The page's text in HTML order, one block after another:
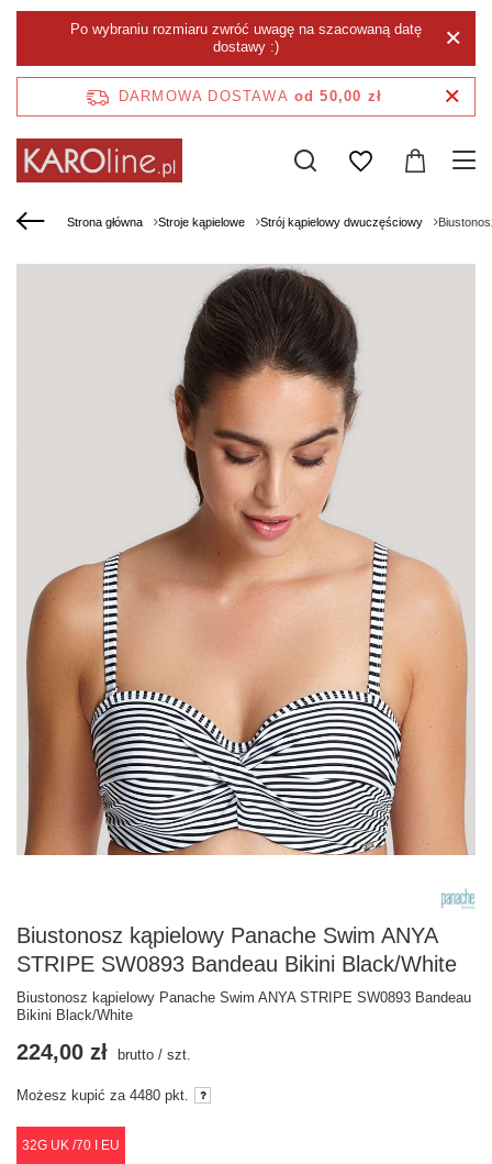
Po wybraniu rozmiaru zwróć uwagę na szacowaną datę
dostawy :)
DARMOWA DOSTAWA od 50,00 zł
Strona główna Stroje kąpielowe Strój kąpielowy dwuczęściowy
Biustonosz kąpielowy Panache Swim ANYA
STRIPE SW0893 Bandeau Bikini Black/White
Biustonosz kąpielowy Panache Swim ANYA STRIPE SW0893 Bandeau
Bikini Black/White
32G UK /70 I EU
224,00 zł brutto / szt.
Możesz kupić za 4480 pkt.